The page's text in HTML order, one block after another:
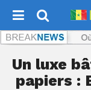
: Où est
Un luxe
papiers :